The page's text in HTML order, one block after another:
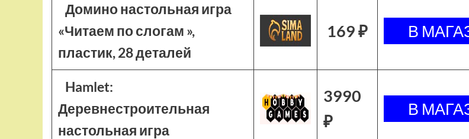
Домино настольная игра
«Читаем по слогам »,
пластик, 28 деталей
169 ₽
Hamlet:
Деревнестроительная
настольная игра
3990
₽